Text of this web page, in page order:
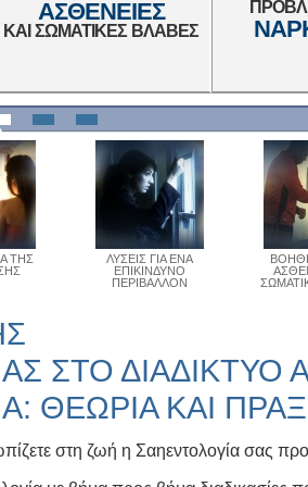
ΑΣΘΈΝΕΙΕΣ
ΚΑΙ ΣΩΜΑΤΙΚΈΣ ΒΛΆΒΕΣ
ΤΗΣ
ΛΥΣΕΙΣ ΓΙΑ ΕΝΑ
ΕΠΙΚΙΝΔΥΝΟ
ΠΕΡΙΒΑΛΛΟΝ
ΣΤΟ ΔΙΑΔΙΚΤΥΟ
ΘΕΩΡΙΑ ΚΑΙ
στη ζωή η Σαηεντολογία σας